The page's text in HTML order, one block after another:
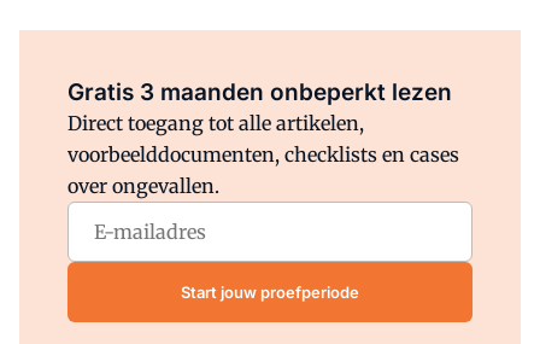
Gratis 3 maanden onbeperkt lezen
Direct toegang tot alle artikelen,
voorbeelddocumenten, checklists en cases
over ongevallen.
Start jouw proefperiode